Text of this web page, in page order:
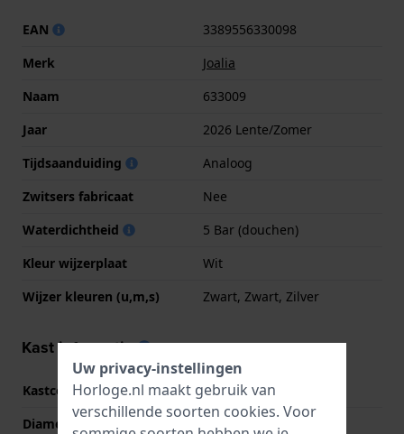
EAN
3389556330098
Merk
Joalia
Naam
633009
Jaar
2026 Lente/Zomer
Tijdsaanduiding
Analoog
Zwitsers fabricaat
Nee
Waterdichtheid
5 Bar (douchen)
Kleur wijzerplaat
Wit
Wijzer kleuren (u,m,s)
Zwart, Zwart, Zilver
Kast informatie
Kastcode
633009
Diameter
22 mm
Uw privacy-instellingen
Horloge.nl maakt gebruik van
verschillende soorten cookies. Voor